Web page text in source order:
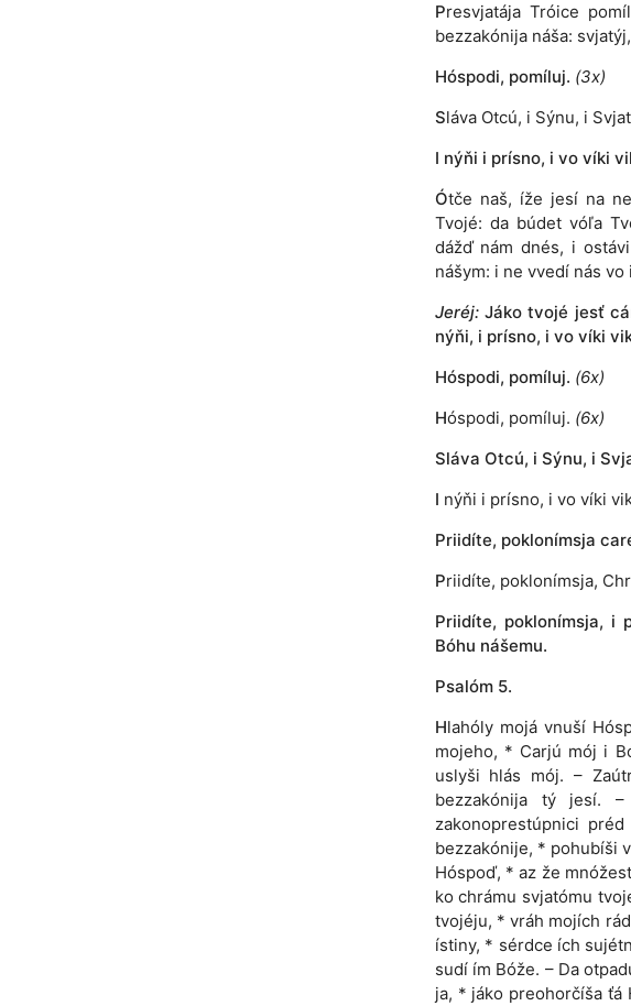
Presvjatája Tróice
bezzakónija náša:
Hóspodi, pomíluj. (3x)
Sláva Otcú, i Sýnu, i
I nýňi i prísno, i vo víki
Ótče naš, íže jesí na
Tvojé: da búdet vóľa
dážď nám dnés, i
nášym: i ne vvedí nás
Jeréj:Jáko tvojé jesť
nýňi, i prísno, i vo víki
Hóspodi, pomíluj. (6x)
Hóspodi, pomíluj. (6x)
Sláva Otcú, i Sýnu, i
I nýňi i prísno, i vo víki
Priidíte, poklonímsja
Priidíte, poklonímsja,
Priidíte, poklonímsja, i
Bóhu nášemu.
Psalóm 5.
Hlahóly mojá vnuší
mojeho, * Carjú mój i
uslyši hlás mój. –
bezzakónija tý jesí.
zakonoprestúpnici
bezzakónije, * pohubíši
Hóspoď, * az že
ko chrámu svjatómu
tvojéju, * vráh mojích
ístiny, * sérdce ích
sudí ím Bóže. – Da
ja, * jáko preohorčíša ťá